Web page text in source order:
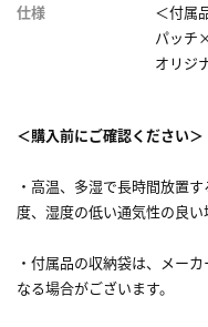
仕様
＜付属
パッチ
オリジ
＜購入前にご確認ください＞
・高温、多湿で長時間放置
度、湿度の低い通気性の良い
・付属品の収納袋は、メー
なる場合がございます。